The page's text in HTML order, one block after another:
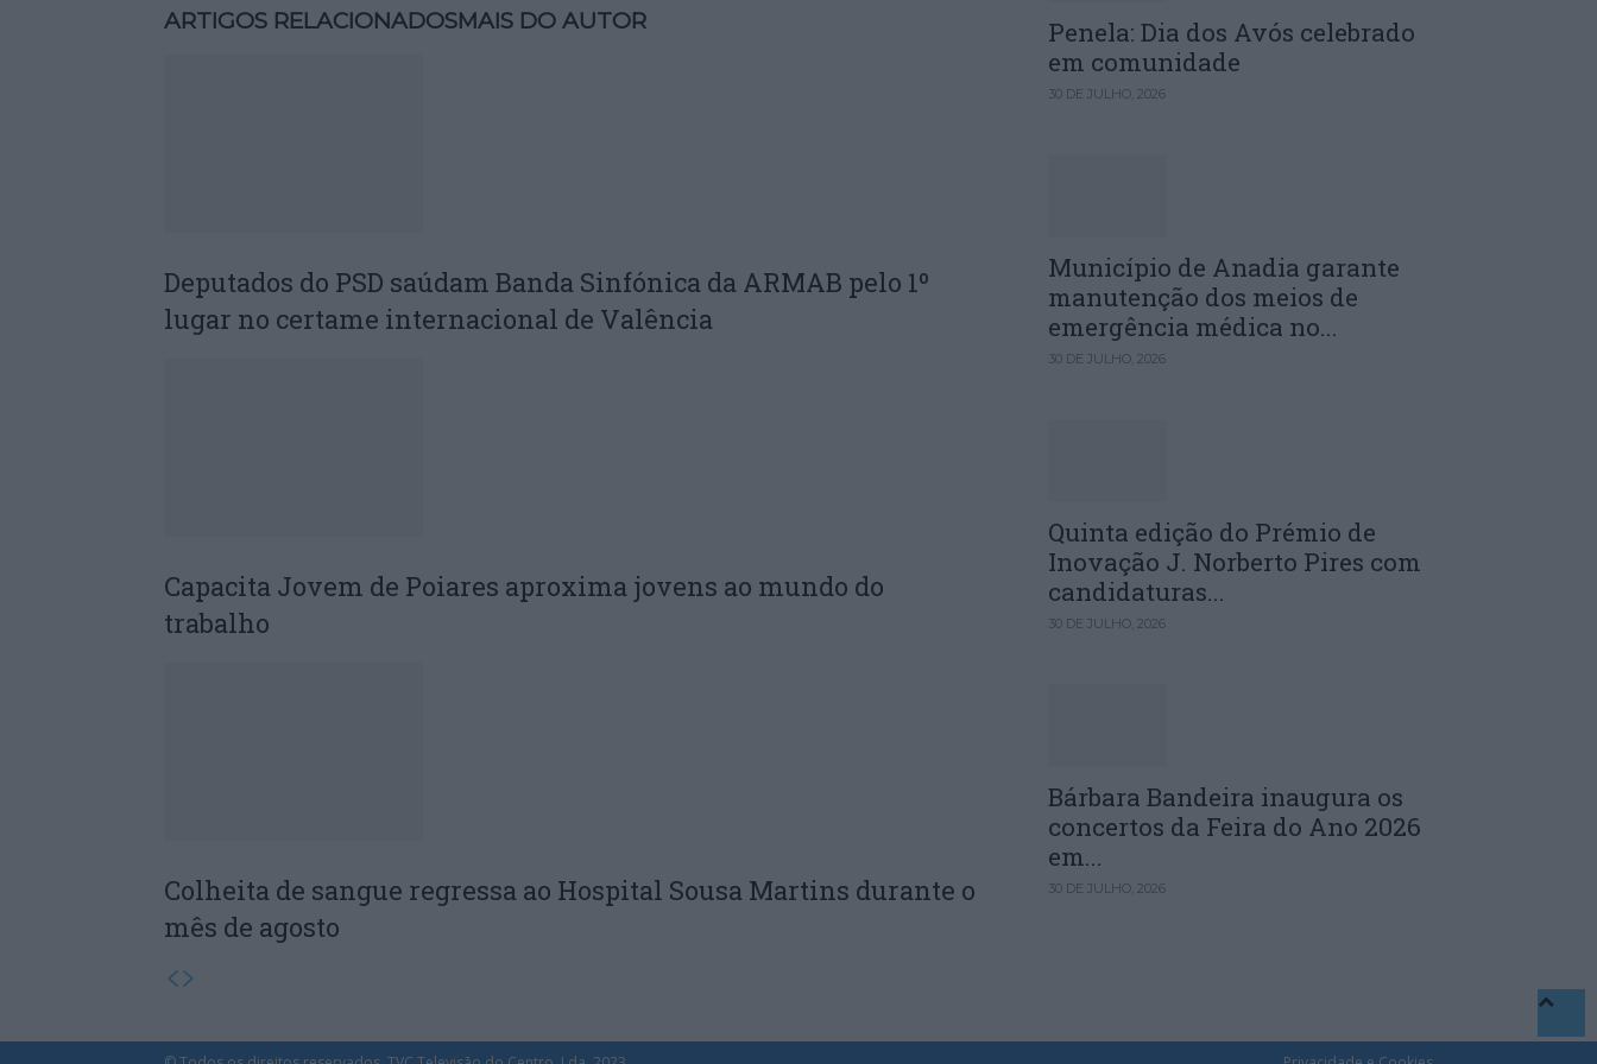
ARTIGOS RELACIONADOSMAIS DO AUTOR
Deputados do PSD saúdam Banda Sinfónica da ARMAB pelo 1º
lugar no certame internacional de Valência
Capacita Jovem de Poiares aproxima jovens ao mundo do
trabalho
Colheita de sangue regressa ao Hospital Sousa Martins durante o
mês de agosto
Penela: Dia dos Avós celebrado
em comunidade
30 DE JULHO, 2026
Município de Anadia garante
manutenção dos meios de
emergência médica no...
30 DE JULHO, 2026
Quinta edição do Prémio de
Inovação J. Norberto Pires com
candidaturas...
30 DE JULHO, 2026
Bárbara Bandeira inaugura os
concertos da Feira do Ano 2026
em...
30 DE JULHO, 2026